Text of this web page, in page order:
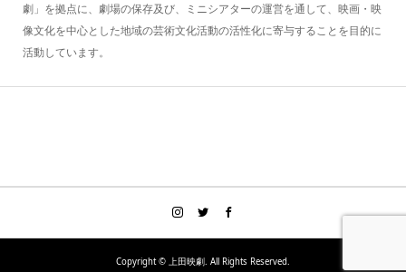
劇」を拠点に、劇場の保存及び、ミニシアターの運営を通して、映画・映
像文化を中心とした地域の芸術文化活動の活性化に寄与することを目的に
活動しています。
Copyright © 上田映劇. All Rights Reserved.